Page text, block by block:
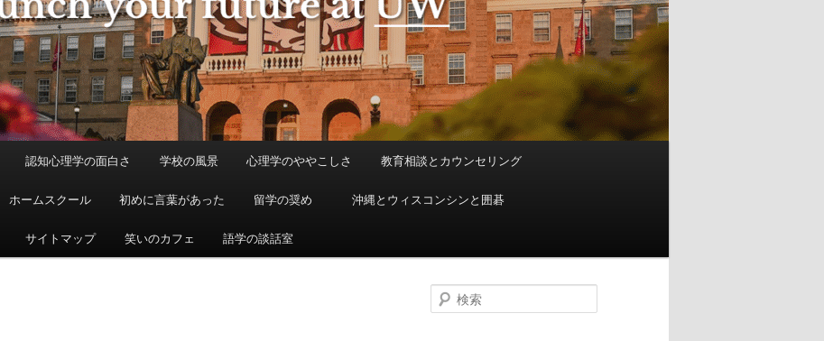
認知心理学の面白さ 学校の風景 心理学のややこしさ 教育相談とカウンセリング
ホームスクール 初めに言葉があった 留学の奨め 沖縄とウィスコンシンと囲碁
サイトマップ 笑いのカフェ 語学の談話室
検
索